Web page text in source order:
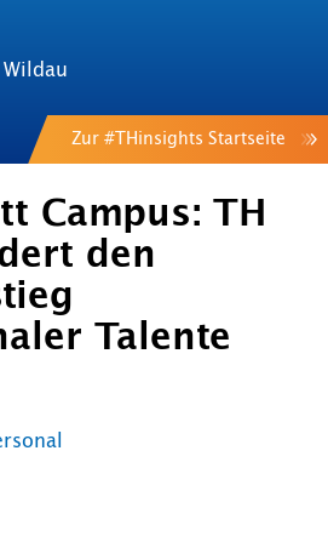
Wildau
Zur #THinsights Startseite
Campus: TH
den
Talente